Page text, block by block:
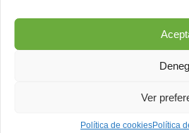
Ver
Política de cookiesPolítica